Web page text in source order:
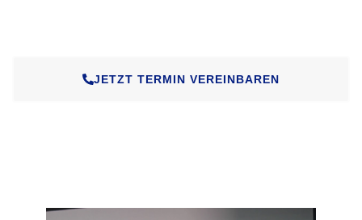
JETZT TERMIN VEREINBAREN